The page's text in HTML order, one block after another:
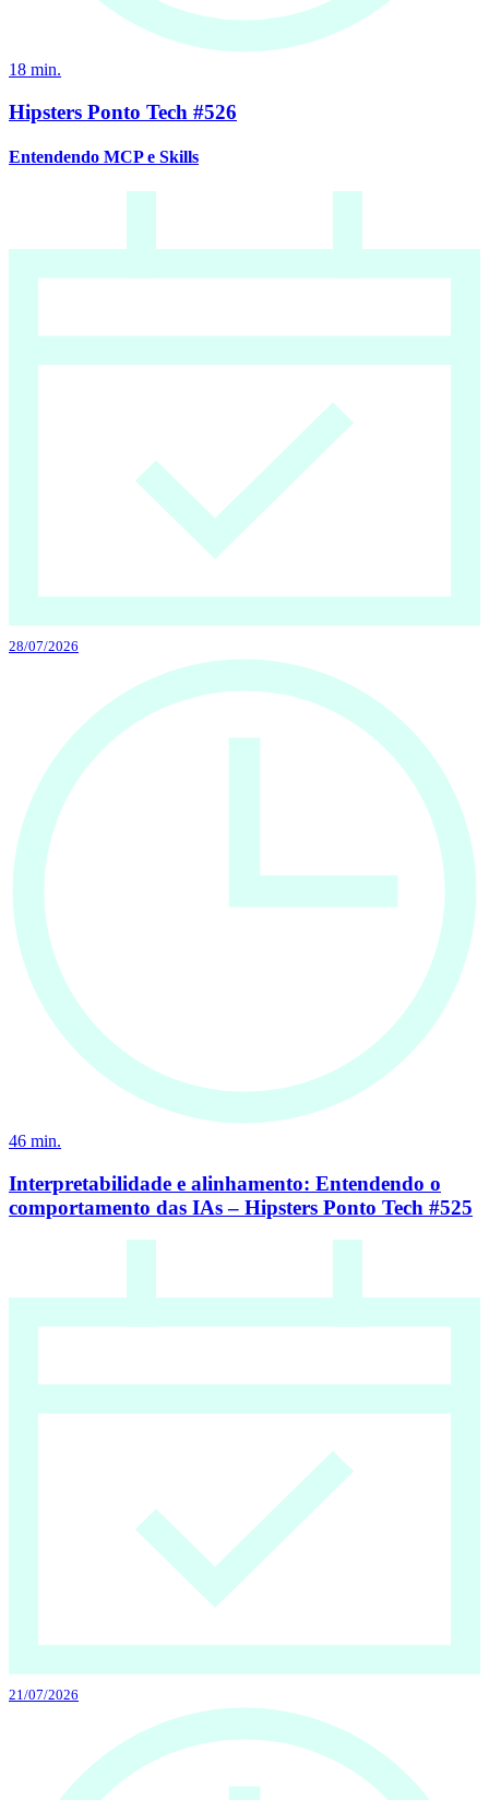
18 min.
Hipsters Ponto Tech #526
Entendendo MCP e Skills
28/07/2026
46 min.
Interpretabilidade e alinhamento: Entendendo o
comportamento das IAs – Hipsters Ponto Tech #525
21/07/2026